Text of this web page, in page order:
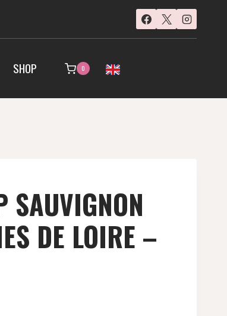
SHOP 0
SAUVIGNON
DE LOIRE –